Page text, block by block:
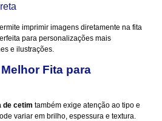
imprimir imagens diretamente na fita
para personalizações mais
e ilustrações.
Fita para
de cetim também exige atenção ao tipo e
variar em brilho, espessura e textura.